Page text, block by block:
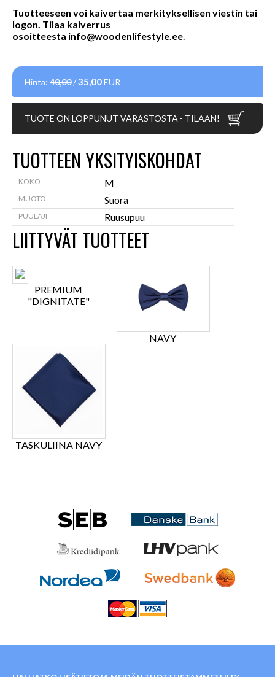
Tuotteeseen voi kaivertaa merkityksellisen viestin tai
logon. Tilaa kaiverrus
osoitteesta info@woodenlifestyle.ee.
Hinta: 40,00/35,00EUR
TUOTE ON LOPPUNUT VARASTOSTA - TILAAN!
TUOTTEEN YKSITYISKOHDAT
KOKO M
MUOTO Suora
PUULAJI Ruusupuu
LIITTYVÄT TUOTTEET
PREMIUM
"DIGNITATE"
NAVY
TASKULIINA NAVY